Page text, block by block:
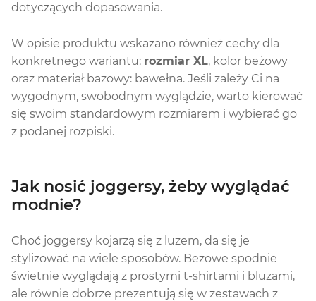
dotyczących dopasowania.
W opisie produktu wskazano również cechy dla
konkretnego wariantu: rozmiar XL, kolor beżowy
oraz materiał bazowy: bawełna. Jeśli zależy Ci na
wygodnym, swobodnym wyglądzie, warto kierować
się swoim standardowym rozmiarem i wybierać go
z podanej rozpiski.
Jak nosić joggersy, żeby wyglądać
modnie?
Choć joggersy kojarzą się z luzem, da się je
stylizować na wiele sposobów. Beżowe spodnie
świetnie wyglądają z prostymi t-shirtami i bluzami,
ale równie dobrze prezentują się w zestawach z